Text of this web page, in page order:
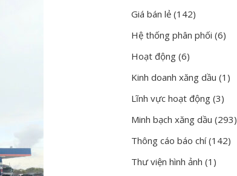
Giá bán lẻ (142)
Hệ thống phân phối (6)
Hoạt động (6)
Kinh doanh xăng dầu (1)
Lĩnh vực hoạt động (3)
Minh bạch xăng dầu (293)
Thông cáo báo chí(142)
Thư viện hình ảnh (1)